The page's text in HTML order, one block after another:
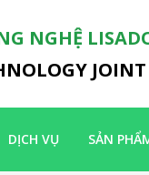
NGHỆ
DỊCH VỤ SẢN